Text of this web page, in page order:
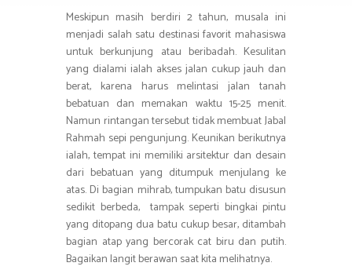
Meskipun masih berdiri 2 tahun, musala ini
menjadi salah satu destinasi favorit mahasiswa
untuk berkunjung atau beribadah. Kesulitan
yang dialami ialah akses jalan cukup jauh dan
berat, karena harus melintasi jalan tanah
bebatuan dan memakan waktu 15-25 menit.
Namun rintangan tersebut tidak membuat Jabal
Rahmah sepi pengunjung. Keunikan berikutnya
ialah, tempat ini memiliki arsitektur dan desain
dari bebatuan yang ditumpuk menjulang ke
atas. Di bagian mihrab, tumpukan batu disusun
sedikit berbeda, tampak seperti bingkai pintu
yang ditopang dua batu cukup besar, ditambah
bagian atap yang bercorak cat biru dan putih.
Bagaikan langit berawan saat kita melihatnya.